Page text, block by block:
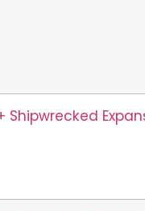
Shipwrecked